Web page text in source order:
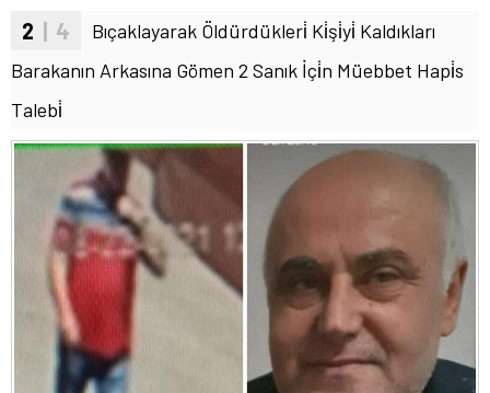
2 | 4
Bıçaklayarak Öldürdükleri̇ Ki̇şi̇yi̇ Kaldıkları
Barakanın Arkasına Gömen 2 Sanık İçi̇n Müebbet Hapi̇s
Talebi̇